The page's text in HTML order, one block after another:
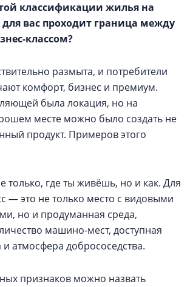
классификации жилья на
для вас проходит граница между
классом?
размыта, и потребители
комфорт, бизнес и премиум.
была локация, но на
месте можно было создать не
продукт. Примеров этого
только, где ты живёшь, но и как. Для
— это не только место с видовыми
но и продуманная среда,
машино-мест, доступная
и атмосфера добрососедства.
признаков можно назвать